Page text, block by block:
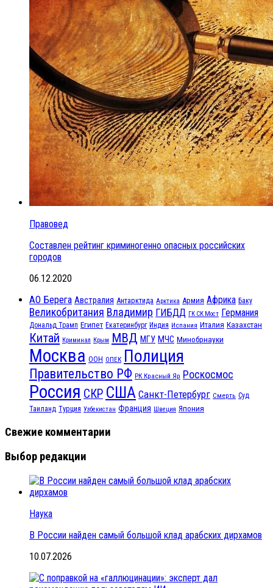
Правовед
Составлен рейтинг криминогенно опасных российских
городов
06.12.2020
АО Берега Австралия Антарктида Арктика Армия Африка Баку
Великобритания Владимир ГИБДД ГК СК Мост Германия
Дональд Трамп Египет Екатеринбург Индия Испания Италия Казахстан
Китай Криминал Крым МВД МГУ МЧС Минобрнауки
Москва ООН ОПЕК Полиция
Правительство РФ РК Красный Яр Роскосмос
Россия СКР США Санкт-Петербург Смерть Суд
Таиланд Турция Узбекистан Франция Швеция Япония
Свежие комментарии
Выбор редакции
Наука
В России найден самый большой клад арабских дирхамов
10.07.2026